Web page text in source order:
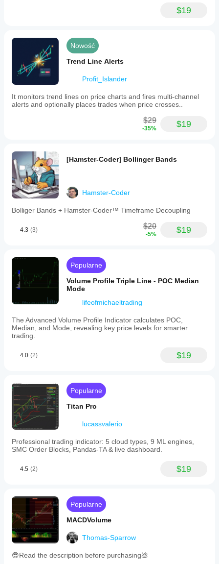
$19
Nowość
Trend Line Alerts
Profit_Islander
It monitors trend lines on price charts and fires multi-channel
alerts and optionally places trades when price crosses..
$29
-35% $19
[Hamster-Coder] Bollinger Bands
Hamster-Coder
Bolliger Bands + Hamster-Coder™ Timeframe Decoupling
4.3 (3) $20
-5% $19
Popularne
Volume Profile Triple Line - POC Median
Mode
lifeofmichaeltrading
The Advanced Volume Profile Indicator calculates POC,
Median, and Mode, revealing key price levels for smarter
trading.
4.0 (2) $19
Popularne
Titan Pro
lucassvalerio
Professional trading indicator: 5 cloud types, 9 ML engines,
SMC Order Blocks, Pandas-TA & live dashboard.
4.5 (2) $19
Popularne
MACDVolume
Thomas-Sparrow
😎Read the description before purchasing💩